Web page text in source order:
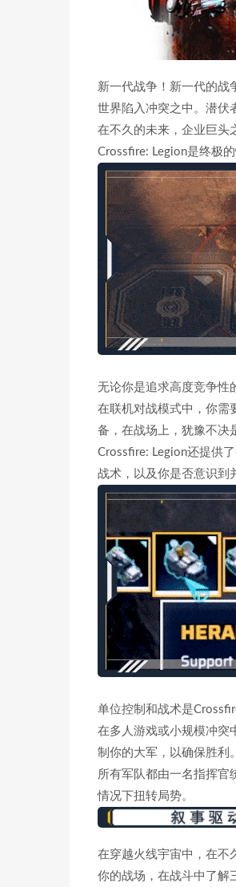
新一代战争！新一代的战
世界陷入冲突之中。潜伏
在不久的未来，企业巨头
Crossfire: Legion是终极
无论你是追求高度竞争性
在联机对战模式中，你需
备，在战场上，犹豫不决
Crossfire: Legion还提供
战术，以及你是否意识到
单位控制和战术是
在多人游戏或小规模冲突
制你的大军，以确保胜利。
所有军队都由一名指挥官
情况下扭转局势。
在穿越火线宇宙中，在不
你的战场，在战斗中了解